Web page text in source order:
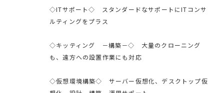
◇ITサポート◇ スタンダードなサポートにITコンサ
ルティングをプラス
◇キッティング －構築－◇ 大量のクローニング
も、遠方への設置作業にも対応
◇仮想環境構築◇ サーバー仮想化、デスクトップ仮